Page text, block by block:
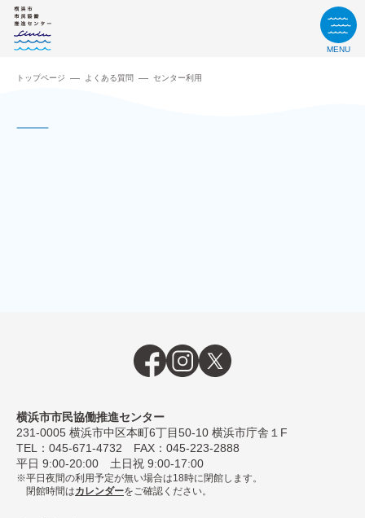
MENU
トップページ よくある質問 センター利用
横浜市市民協働推進センター
231-0005 横浜市中区本町6丁⽬50-10 横浜市庁舎１F
TEL： 045-671-4732 FAX：045-223-2888
平⽇ 9:00-20:00 ⼟⽇祝 9:00-17:00
平日夜間の利用予定が無い場合は18時に閉館します。
閉館時間はカレンダーをご確認ください。